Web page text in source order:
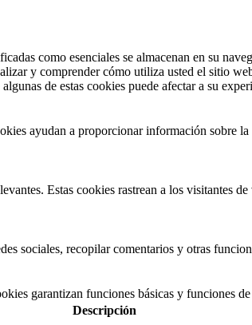
como esenciales se almacenan en su
y comprender cómo utiliza usted el sitio
de estas cookies puede afectar a su
ayudan a proporcionar información sobre
Estas cookies rastrean a los visitantes
sociales, recopilar comentarios y otras
garantizan funciones básicas y funciones
Descripción